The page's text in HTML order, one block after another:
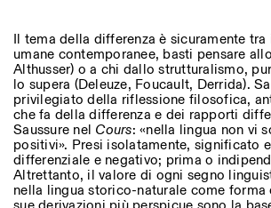
Organizzazione
Biblioteca
Jobs
Altre Attività
Il tema della differenza è sicuramente
umane contemporanee, basti pensare
Althusser) o a chi dallo strutturalismo,
lo supera (Deleuze, Foucault, Derrida).
privilegiato della riflessione filosofica,
che fa della differenza e dei rapporti
Saussure nel Cours: «nella lingua non vi
positivi». Presi isolatamente, significato
differenziale e negativo; prima o
Altrettanto, il valore di ogni segno
nella lingua storico-naturale come